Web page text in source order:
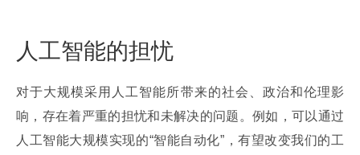
人工智能的担忧
对于大规模采用人工智能所带来的社会、政治和伦理影
响，存在着严重的担忧和未解决的问题。例如，可以通过
人工智能大规模实现的“智能自动化”，有望改变我们的工